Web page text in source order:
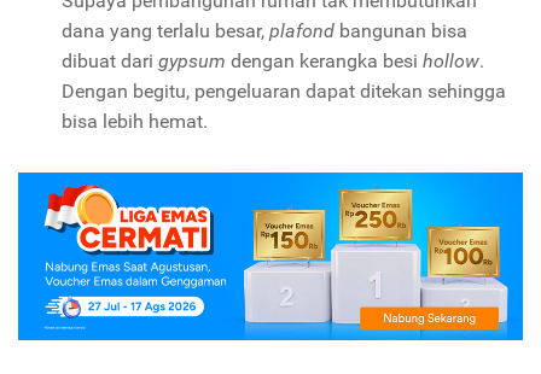
dana yang terlalu besar, plafond bangunan bisa
dibuat dari gypsum dengan kerangka besi hollow.
Dengan begitu, pengeluaran dapat ditekan sehingga
bisa lebih hemat.